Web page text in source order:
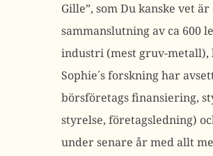
Gille”, som Du kanske vet är
sammanslutning av ca 600
industri (mest gruv-metall),
Sophie´s forskning har
börsföretags finansiering,
styrelse, företagsledning)
under senare år med allt